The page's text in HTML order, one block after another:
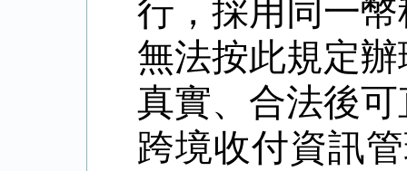
行，採用同一
無法按此規定
真實、合法後
跨境收付資訊